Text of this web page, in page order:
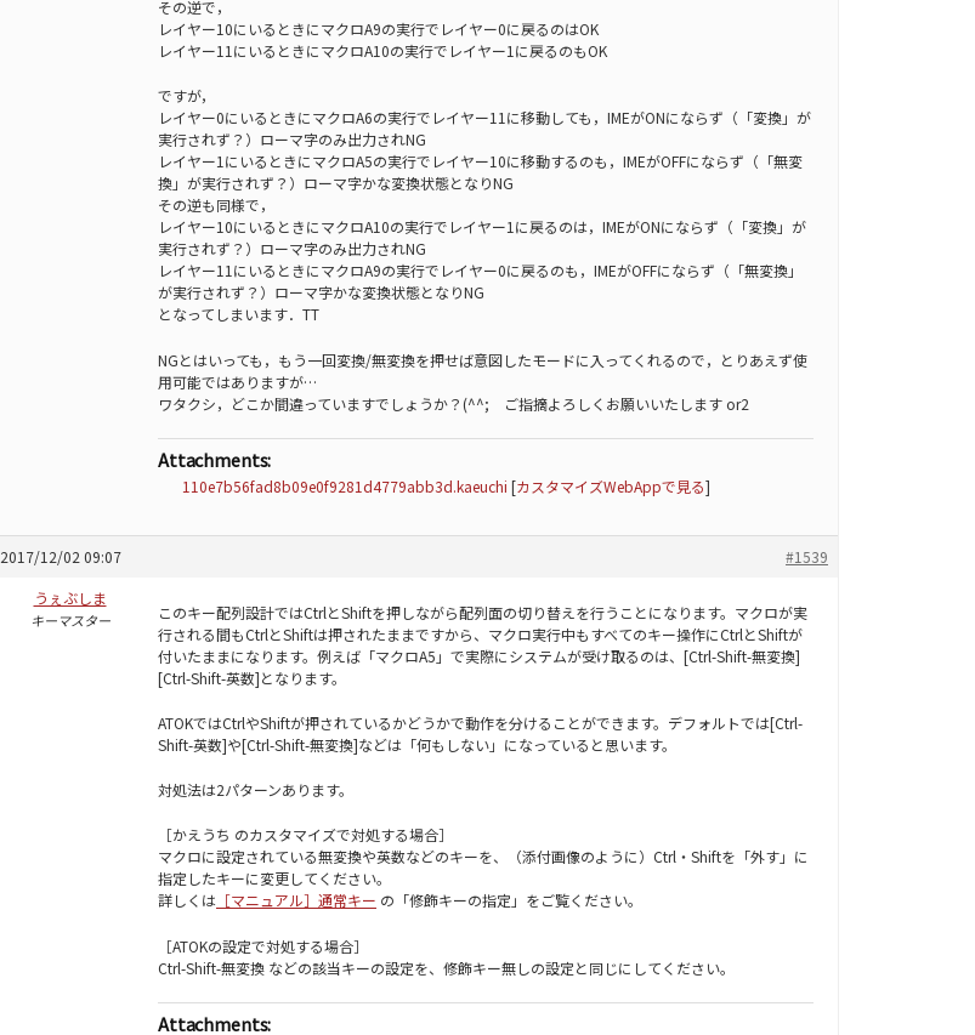
その逆で，
レイヤー10にいるときにマクロA9の実行でレイヤー0に戻るのはOK
レイヤー11にいるときにマクロA10の実行でレイヤー1に戻るのもOK
ですが，
レイヤー0にいるときにマクロA6の実行でレイヤー11に移動しても，IMEがONにならず（「変換」が
実行されず？）ローマ字のみ出力されNG
レイヤー1にいるときにマクロA5の実行でレイヤー10に移動するのも，IMEがOFFにならず（「無変
換」が実行されず？）ローマ字かな変換状態となりNG
その逆も同様で，
レイヤー10にいるときにマクロA10の実行でレイヤー1に戻るのは，IMEがONにならず（「変換」が
実行されず？）ローマ字のみ出力されNG
レイヤー11にいるときにマクロA9の実行でレイヤー0に戻るのも，IMEがOFFにならず（「無変換」
が実行されず？）ローマ字かな変換状態となりNG
となってしまいます．TT
NGとはいっても，もう一回変換/無変換を押せば意図したモードに入ってくれるので，とりあえず使
用可能ではありますが…
ワタクシ，どこか間違っていますでしょうか？(^^; ご指摘よろしくお願いいたします or2
Attachments:
110e7b56fad8b09e0f9281d4779abb3d.kaeuchi [カスタマイズWebAppで見る]
2017/12/02 09:07
#1539
うぇぶしま
キーマスター
このキー配列設計ではCtrlとShiftを押しながら配列面の切り替えを行うことになります。マクロが実
行される間もCtrlとShiftは押されたままですから、マクロ実行中もすべてのキー操作にCtrlとShiftが
付いたままになります。例えば「マクロA5」で実際にシステムが受け取るのは、[Ctrl-Shift-無変換]
[Ctrl-Shift-英数]となります。
ATOKではCtrlやShiftが押されているかどうかで動作を分けることができます。デフォルトでは[Ctrl-
Shift-英数]や[Ctrl-Shift-無変換]などは「何もしない」になっていると思います。
対処法は2パターンあります。
［かえうち のカスタマイズで対処する場合］
マクロに設定されている無変換や英数などのキーを、（添付画像のように）Ctrl・Shiftを「外す」に
指定したキーに変更してください。
詳しくは ［マニュアル］通常キー の「修飾キーの指定」をご覧ください。
［ATOKの設定で対処する場合］
Ctrl-Shift-無変換 などの該当キーの設定を、修飾キー無しの設定と同じにしてください。
Attachments: